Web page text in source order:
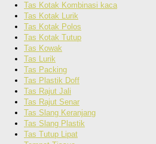
Tas Kotak Kombinasi kaca
Tas Kotak Lurik
Tas Kotak Polos
Tas Kotak Tutup
Tas Kowak
Tas Lurik
Tas Packing
Tas Plastik Doff
Tas Rajut Jali
Tas Rajut Senar
Tas Slang Keranjang
Tas Slang Plastik
Tas Tutup Lipat